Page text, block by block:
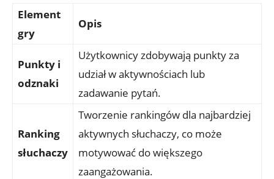
Element
gry
Opis
Punkty i
odznaki
Użytkownicy zdobywają punkty za
udział w aktywnościach lub
zadawanie pytań.
Ranking
słuchaczy
Tworzenie rankingów dla najbardziej
aktywnych słuchaczy, co może
motywować do większego
zaangażowania.